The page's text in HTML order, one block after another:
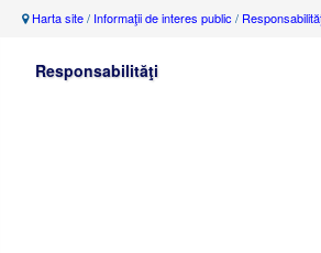
Harta site/ Informaţii de interes public /
Responsabilităţi